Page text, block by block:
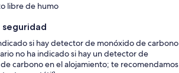
libre de humo
si hay detector de monóxido de carbono
no ha indicado si hay un detector de
carbono en el alojamiento; te recomendamos